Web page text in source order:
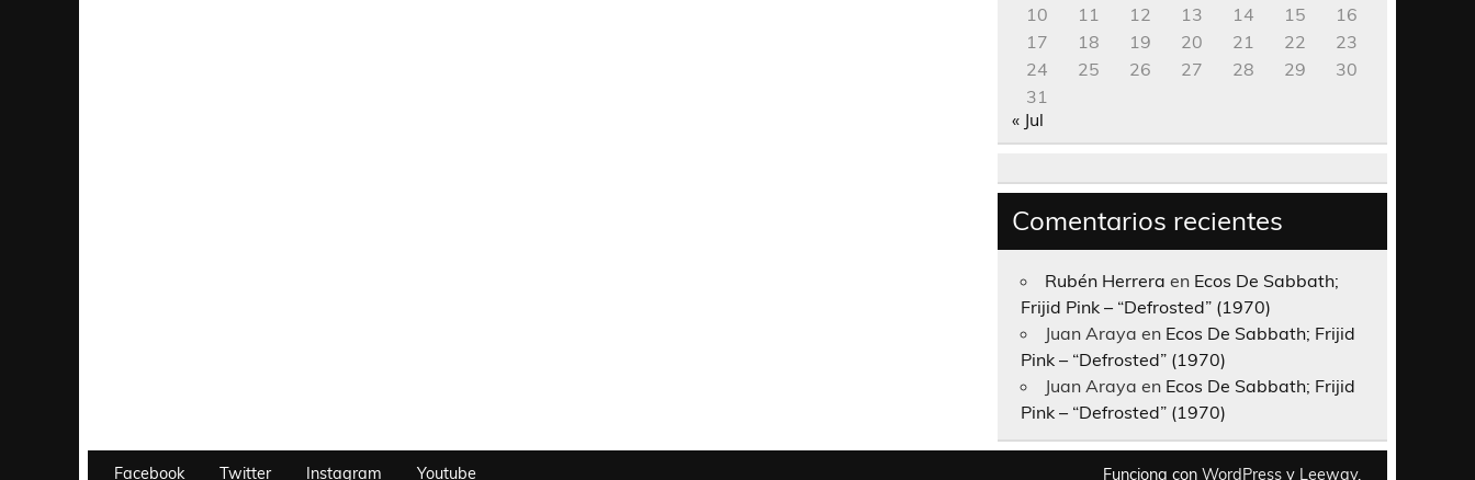
10
11 12 13 14 15
16
17
18 19 20 21 22
23
24
25 26 27 28 29
30
31
« Jul
Comentarios recientes
Rubén Herrera en Ecos De Sabbath;
Frijid Pink – “Defrosted” (1970)
Juan Araya en Ecos De Sabbath; Frijid
Pink – “Defrosted” (1970)
Juan Araya en Ecos De Sabbath; Frijid
Pink – “Defrosted” (1970)
Facebook Twitter Instagram Youtube Funciona con WordPress y Leeway.